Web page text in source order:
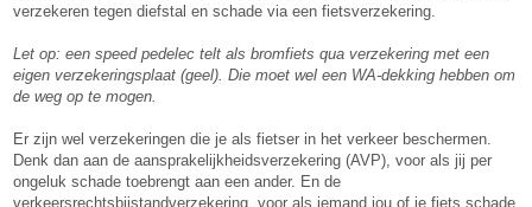
verzekeren tegen diefstal en schade via een fietsverzekering.
Let op: een speed pedelec telt als bromfiets qua verzekering met een
eigen verzekeringsplaat (geel). Die moet wel een WA-dekking hebben om
de weg op te mogen.
Er zijn wel verzekeringen die je als fietser in het verkeer beschermen.
Denk dan aan de aansprakelijkheidsverzekering (AVP), voor als jij per
ongeluk schade toebrengt aan een ander. En de
verkeersrechtsbijstandverzekering, voor als iemand jou of je fiets schade